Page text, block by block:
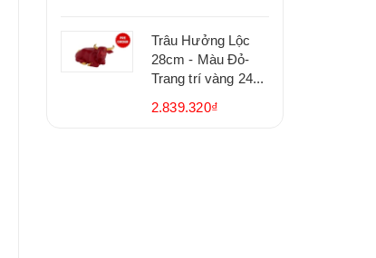
Trâu Hưởng Lộc
28cm - Màu Đỏ-
Trang trí vàng 24...
2.839.320₫